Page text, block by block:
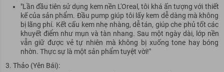
"Lần đầu tiên sử dụng kem nền L'Oreal, tôi khá ấn tượng với thiết
kế của sản phẩm. Đầu pump giúp tôi lấy kem dễ dàng mà không
bị lãng phí. Kết cấu kem nhẹ nhàng, dễ tán, giúp che phủ tốt các
khuyết điểm như mụn và tàn nhang. Sau một ngày dài, lớp nền
vẫn giữ được vẻ tự nhiên mà không bị xuống tone hay bóng
nhờn. Thực sự là một sản phẩm tuyệt vời!"
Thảo (Yên Bái):